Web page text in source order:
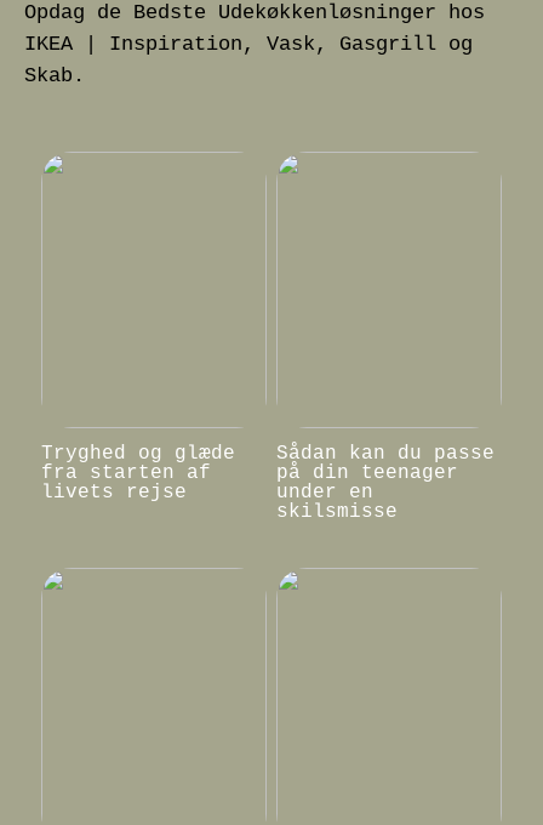
Opdag de Bedste Udekøkkenløsninger hos
IKEA | Inspiration, Vask, Gasgrill og
Skab.
Tryghed og glæde
fra starten af
livets rejse
Sådan kan du passe
på din teenager
under en
skilsmisse